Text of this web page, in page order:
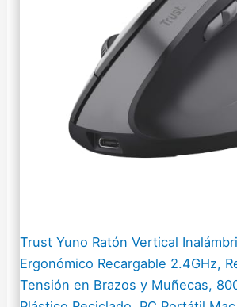
Trust Yuno Ratón Vertical
Ergonómico Recargable 2.4GHz,
Tensión en Brazos y Muñecas,